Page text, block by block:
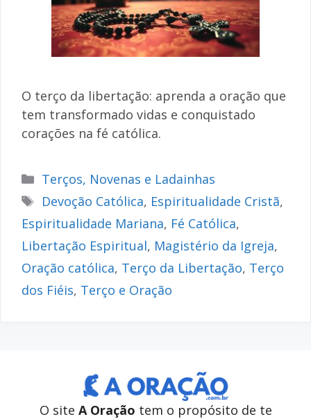
O terço da libertação: aprenda a oração que
tem transformado vidas e conquistado
corações na fé católica.
Categorias
Terços, Novenas e Ladainhas
Tags
Devoção Católica, Espiritualidade Cristã,
Espiritualidade Mariana, Fé Católica,
Libertação Espiritual, Magistério da Igreja,
Oração católica, Terço da Libertação, Terço
dos Fiéis, Terço e Oração
O site A Oração tem o propósito de te